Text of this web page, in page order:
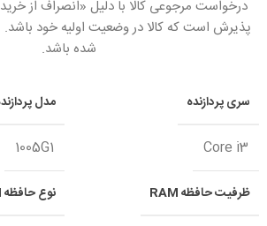
درخواست مرجوعی کالا با دلیل «انصراف از
پذیرش است که کالا در وضعیت اولیه خود باشد.
شده باشد.
سری پردازنده
Core i3
مدل
1005G1
ظرفیت حافظه RAM نوع حافظه RAM